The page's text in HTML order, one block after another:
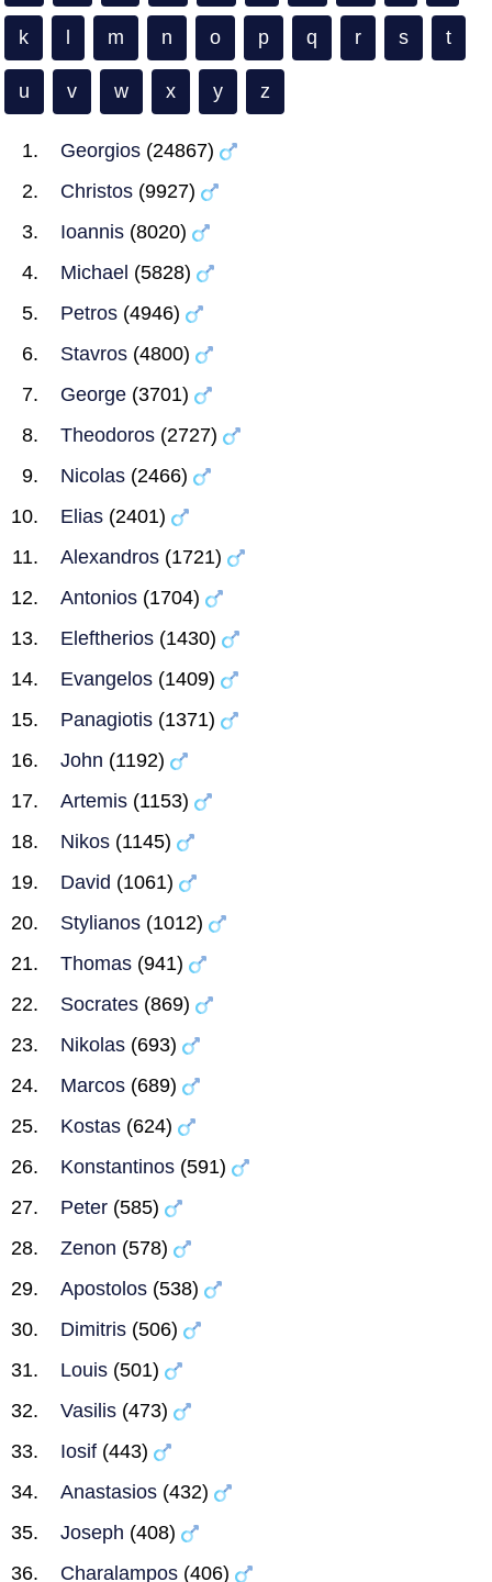
k m n o p q r s t
u v w x y z
Georgios (24867)
Christos (9927)
Ioannis (8020)
Michael (5828)
Petros (4946)
Stavros (4800)
George (3701)
Theodoros (2727)
Nicolas (2466)
Elias (2401)
Alexandros (1721)
Antonios (1704)
Eleftherios (1430)
Evangelos (1409)
Panagiotis (1371)
John (1192)
Artemis (1153)
Nikos (1145)
David (1061)
Stylianos (1012)
Thomas (941)
Socrates (869)
Nikolas (693)
Marcos (689)
Kostas (624)
Konstantinos (591)
Peter (585)
Zenon (578)
Apostolos (538)
Dimitris (506)
Louis (501)
Vasilis (473)
Iosif (443)
Anastasios (432)
Joseph (408)
Charalampos (406)